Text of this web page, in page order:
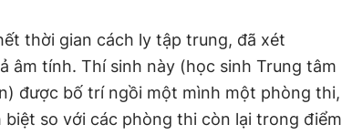
thời gian cách ly tập trung, đã xét
âm tính. Thí sinh này (học sinh Trung tâm
được bố trí ngồi một mình một phòng thi,
so với các phòng thi còn lại trong điểm